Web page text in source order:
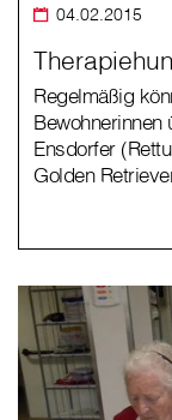
04.02.2015
Regelmäßig
Bewohnerinnen
Ensdorfer
Golden